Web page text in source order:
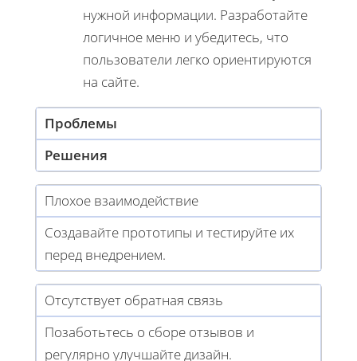
нужной информации. Разработайте
логичное меню и убедитесь, что
пользователи легко ориентируются
на сайте.
Проблемы
Решения
Плохое взаимодействие
Создавайте прототипы и тестируйте их
перед внедрением.
Отсутствует обратная связь
Позаботьтесь о сборе отзывов и
регулярно улучшайте дизайн.